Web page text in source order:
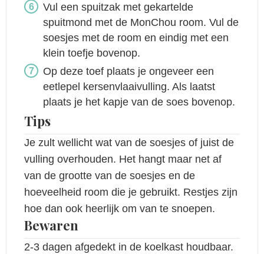
Vul een spuitzak met gekartelde
spuitmond met de MonChou room. Vul de
soesjes met de room en eindig met een
klein toefje bovenop.
Op deze toef plaats je ongeveer een
eetlepel kersenvlaaivulling. Als laatst
plaats je het kapje van de soes bovenop.
Tips
Je zult wellicht wat van de soesjes of juist de
vulling overhouden. Het hangt maar net af
van de grootte van de soesjes en de
hoeveelheid room die je gebruikt. Restjes zijn
hoe dan ook heerlijk om van te snoepen.
Bewaren
2-3 dagen afgedekt in de koelkast houdbaar.